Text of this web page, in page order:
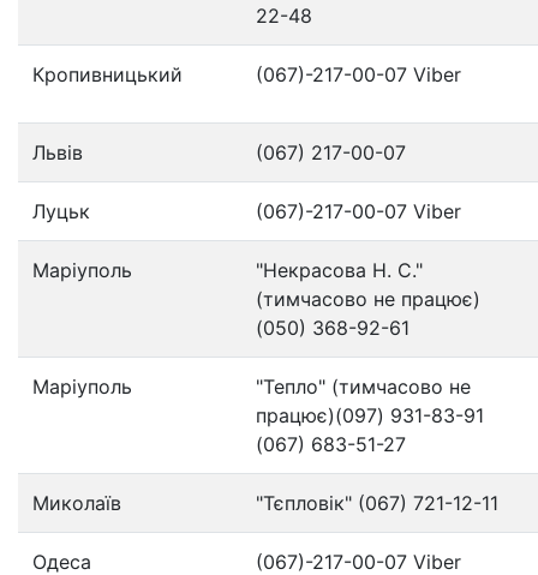
22-48
Кропивницький (067)-217-00-07 Viber
Львів (067) 217-00-07
Луцьк (067)-217-00-07 Viber
Маріуполь
"Некрасова Н. С."
(тимчасово не працює)
(050) 368-92-61
Маріуполь
"Тепло" (тимчасово не
працює)(097) 931-83-91
(067) 683-51-27
Миколаїв "Тєпловік" (067) 721-12-11
Одеса (067)-217-00-07 Viber